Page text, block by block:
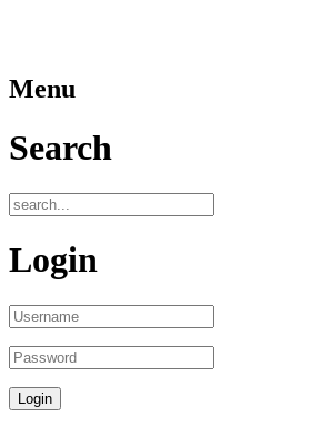
Menu
Search
Login